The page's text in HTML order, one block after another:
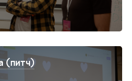
(питч)